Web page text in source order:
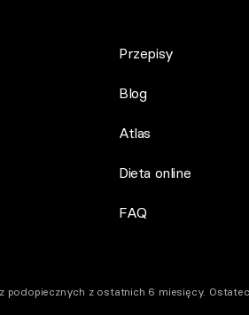
Przepisy
Blog
Atlas
Dieta online
FAQ
z ostatnich 6 miesięcy.